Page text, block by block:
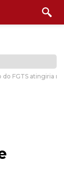
FGTS atingiria